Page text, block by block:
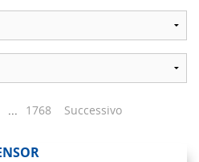
... 1768 Successivo